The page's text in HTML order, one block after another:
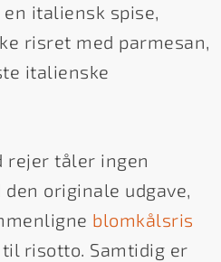
italiensk spise,
risret med parmesan,
italienske
rejer tåler ingen
originale udgave,
blomkålsris
risotto. Samtidig er